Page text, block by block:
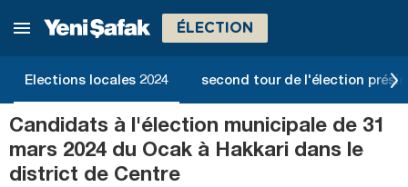
ÉLECTION
Elections locales 2024 second tour de l'élection
Candidats à l'élection municipale de 31
mars 2024 du Ocak à Hakkari dans le
district de Centre
Düzce
Elazığ
Erzincan
Erzurum